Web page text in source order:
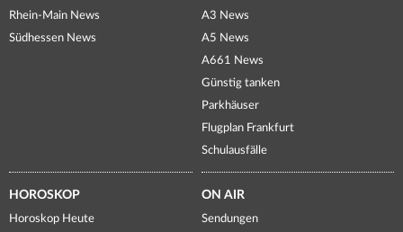
Rhein-Main News
Südhessen News
A3 News
A5 News
A661 News
Günstig tanken
Parkhäuser
Flugplan Frankfurt
Schulausfälle
HOROSKOP
Horoskop Heute
ON AIR
Sendungen